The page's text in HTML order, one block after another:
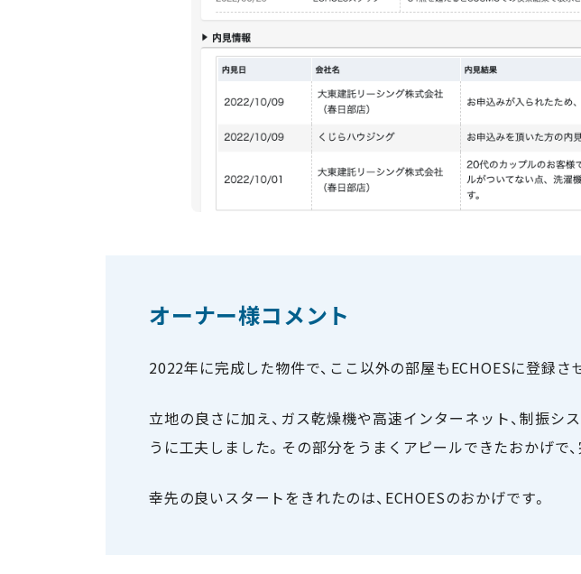
オーナー様コメント
2022年に完成した物件で、ここ以外の部屋もECHOESに登録さ
立地の良さに加え、ガス乾燥機や高速インターネット、制振
うに工夫しました。その部分をうまくアピールできたおかげで
幸先の良いスタートをきれたのは、ECHOESのおかげです。